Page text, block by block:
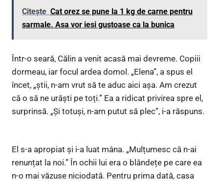
Citește Cat orez se pune la 1 kg de carne pentru
sarmale. Asa vor iesi gustoase ca la bunica
Într-o seară, Călin a venit acasă mai devreme. Copiii
dormeau, iar focul ardea domol. „Elena”, a spus el
încet, „știi, n-am vrut să te aduc aici așa. Am crezut
că o să ne urăști pe toți.” Ea a ridicat privirea spre el,
surprinsă. „Și totuși, n-am putut să plec”, i-a răspuns.
El s-a apropiat și i-a luat mâna. „Mulțumesc că n-ai
renunțat la noi.” În ochii lui era o blândețe pe care ea
n-o mai văzuse niciodată. Pentru prima dată, casa